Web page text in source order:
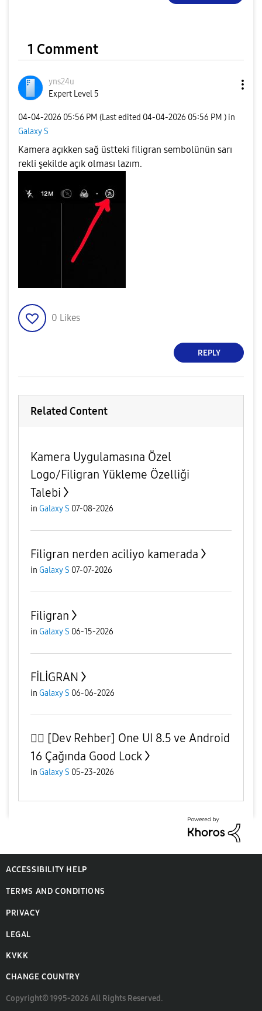
1 Comment
yns24u
Expert Level 5
‎04-04-2026 05:56 PM (Last edited ‎04-04-2026 05:56 PM ) in
Galaxy S
Kamera açıkken sağ üstteki filigran sembolünün sarı
rekli şekilde açık olması lazım.
0 Likes
REPLY
Related Content
Kamera Uygulamasına Özel
Logo/Filigran Yükleme Özelliği
Talebi
in Galaxy S 07-08-2026
Filigran nerden aciliyo kamerada
in Galaxy S 07-07-2026
Filigran
in Galaxy S 06-15-2026
FİLİGRAN
in Galaxy S 06-06-2026
🏴‍☠️ [Dev Rehber] One UI 8.5 ve Android
16 Çağında Good Lock
in Galaxy S 05-23-2026
ACCESSIBILITY HELP
TERMS AND CONDITIONS
PRIVACY
LEGAL
KVKK
CHANGE COUNTRY
Copyright© 1995-2026 All Rights Reserved.